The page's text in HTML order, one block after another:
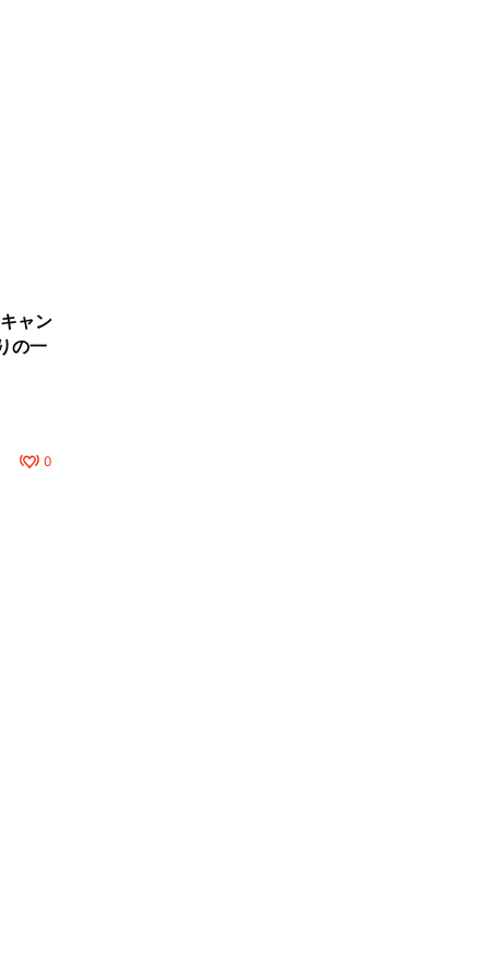
ャン
の一
0